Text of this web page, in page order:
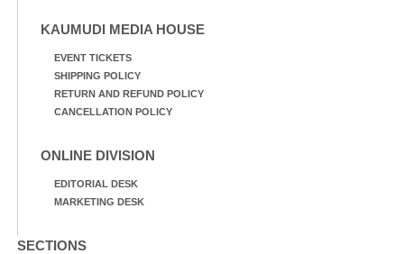
KAUMUDI MEDIA HOUSE
EVENT TICKETS
SHIPPING POLICY
RETURN AND REFUND POLICY
CANCELLATION POLICY
ONLINE DIVISION
EDITORIAL DESK
MARKETING DESK
SECTIONS